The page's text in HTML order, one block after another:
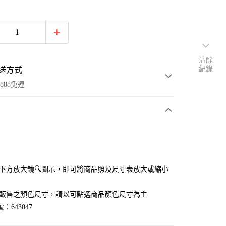
方式
免運
方放大鏡🔍圖示，即可將商品照及尺寸表放大或縮小
售之顏色尺寸，請以可點選商品顏色尺寸為主
：643047
清除
紀錄